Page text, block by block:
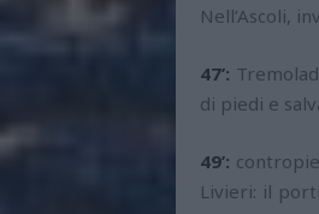
Nell’Ascoli,
47’:
di piedi e
49’:
Livieri: il